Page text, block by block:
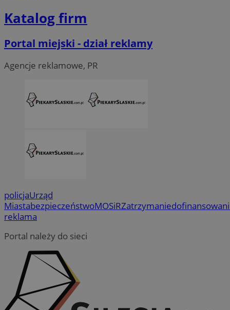
Katalog firm
Portal miejski - dział reklamy
Agencje reklamowe, PR
policjaUrząd
MiastabezpieczeństwoMOSiRZatrzymanie
reklama
Portal należy do sieci